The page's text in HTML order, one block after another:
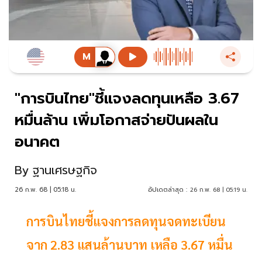
"การบินไทย"ชี้แจงลดทุนเหลือ 3.67
หมื่นล้าน เพิ่มโอกาสจ่ายปันผลใน
อนาคต
By ฐานเศรษฐกิจ
26 ก.พ. 68 | 05:18 น. อัปเดตล่าสุด : 26 ก.พ. 68 | 05:19 น.
การบินไทยชี้แจงการลดทุนจดทะเบียน
จาก 2.83 แสนล้านบาท เหลือ 3.67 หมื่น